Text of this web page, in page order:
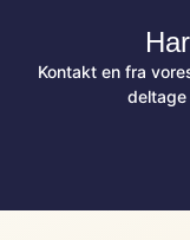
Kontakt en fra
deltage